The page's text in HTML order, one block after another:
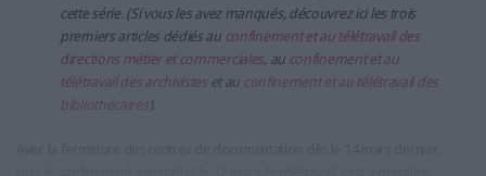
cette série. (Si vous les avez manqués, découvrez ici les trois
premiers articles dédiés au confinement et au télétravail des
directions métier et commerciales , au confinement et au
télétravail des archivisteset au confinement et au télétravail des
bibliothécaires).